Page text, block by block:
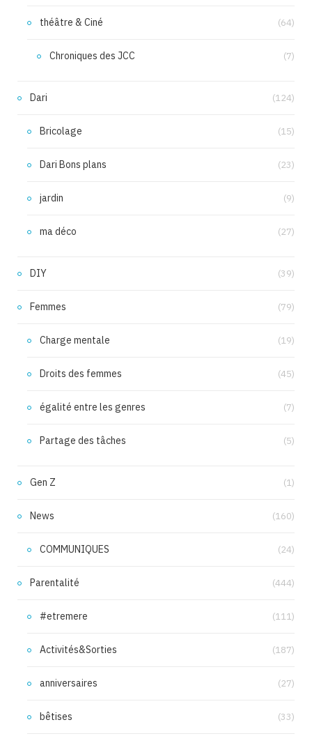
théâtre & Ciné (64)
Chroniques des JCC (7)
Dari (124)
Bricolage (15)
Dari Bons plans (23)
jardin (9)
ma déco (27)
DIY (39)
Femmes (79)
Charge mentale (19)
Droits des femmes (45)
égalité entre les genres (7)
Partage des tâches (5)
Gen Z (1)
News (160)
COMMUNIQUES (24)
Parentalité (444)
#etremere (111)
Activités&Sorties (187)
anniversaires (27)
bêtises (33)